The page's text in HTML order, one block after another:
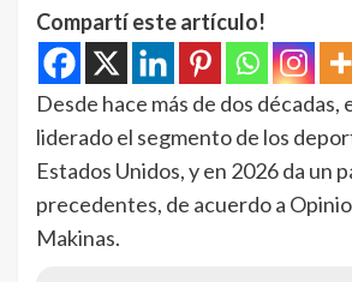
Compartí este artículo!
Desde hace más de dos décadas,
liderado el segmento de los
Estados Unidos, y en 2026 da un
precedentes, de acuerdo a
Makinas.